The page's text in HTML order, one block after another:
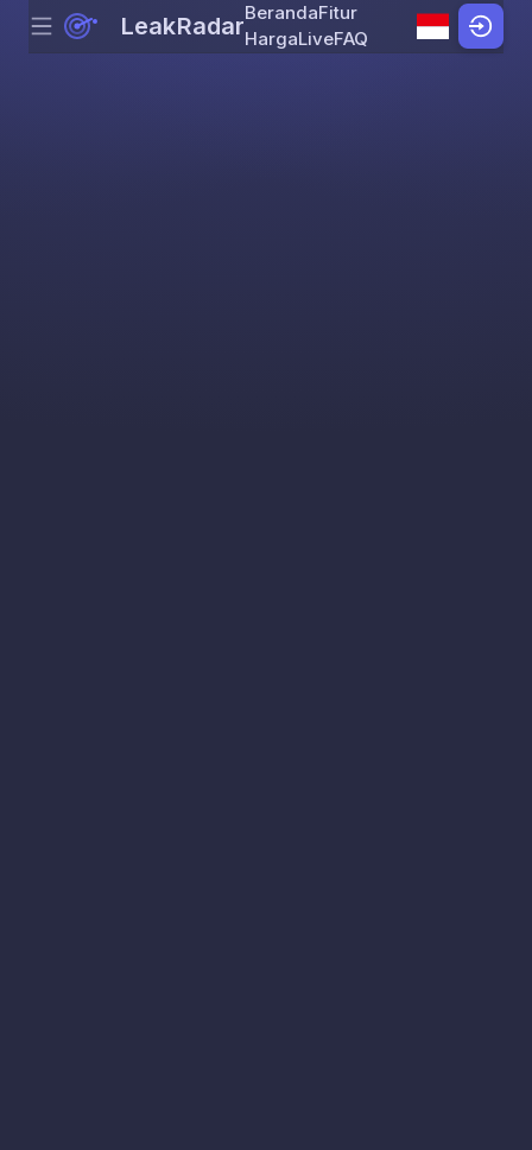
Skip to content
Menu LeakRadarBerandaFitur
HargaLiveFAQ